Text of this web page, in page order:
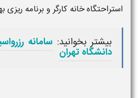
استراحتگاه خانه کارگرو برنامه
بیشتر بخوانید: سامانه
دانشگاه تهران